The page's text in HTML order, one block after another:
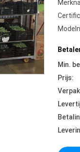
Min.
Prijs: